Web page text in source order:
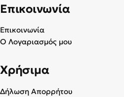
Επικοινωνία
Επικοινωνία
Ο Λογαριασμός μου
Χρήσιμα
Δήλωση Απορρήτου